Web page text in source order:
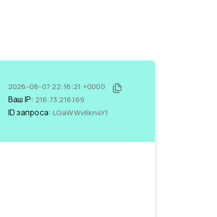
2026-08-07 22:16:21 +0000
Ваш IP: 216.73.216.169
ID запроса: LGaWWv6kn4Y1